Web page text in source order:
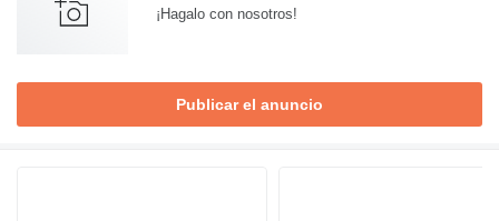
¡Hagalo con nosotros!
Publicar el anuncio